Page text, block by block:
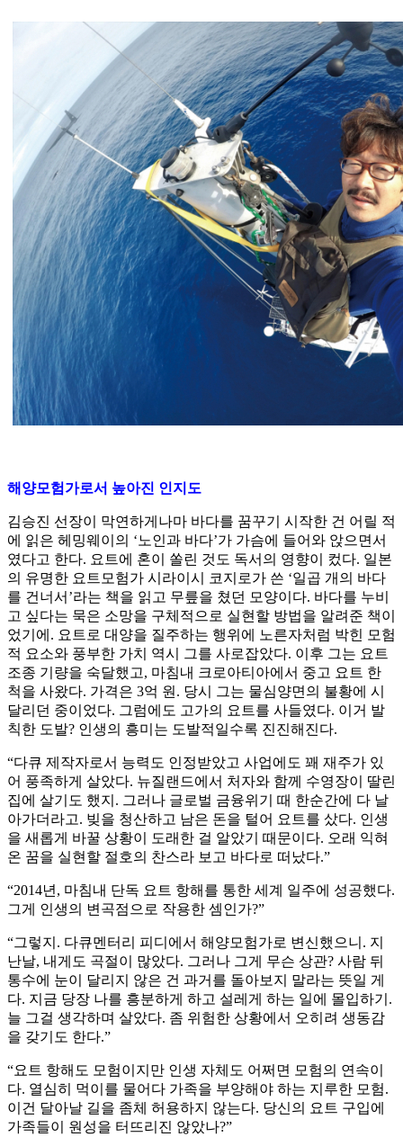
해양모험가로서 높아진 인지도
김승진 선장이 막연하게나마 바다를 꿈꾸기 시작한 건 어릴 적
에 읽은 헤밍웨이의 ‘노인과 바다’가 가슴에 들어와 앉으면서
였다고 한다. 요트에 혼이 쏠린 것도 독서의 영향이 컸다. 일본
의 유명한 요트모험가 시라이시 코지로가 쓴 ‘일곱 개의 바다
를 건너서’라는 책을 읽고 무릎을 쳤던 모양이다. 바다를 누비
고 싶다는 묵은 소망을 구체적으로 실현할 방법을 알려준 책이
었기에. 요트로 대양을 질주하는 행위에 노른자처럼 박힌 모험
적 요소와 풍부한 가치 역시 그를 사로잡았다. 이후 그는 요트
조종 기량을 숙달했고, 마침내 크로아티아에서 중고 요트 한
척을 사왔다. 가격은 3억 원. 당시 그는 물심양면의 불황에 시
달리던 중이었다. 그럼에도 고가의 요트를 사들였다. 이거 발
칙한 도발? 인생의 흥미는 도발적일수록 진진해진다.
“다큐 제작자로서 능력도 인정받았고 사업에도 꽤 재주가 있
어 풍족하게 살았다. 뉴질랜드에서 처자와 함께 수영장이 딸린
집에 살기도 했지. 그러나 글로벌 금융위기 때 한순간에 다 날
아가더라고. 빚을 청산하고 남은 돈을 털어 요트를 샀다. 인생
을 새롭게 바꿀 상황이 도래한 걸 알았기 때문이다. 오래 익혀
온 꿈을 실현할 절호의 찬스라 보고 바다로 떠났다.”
“2014년, 마침내 단독 요트 항해를 통한 세계 일주에 성공했다.
그게 인생의 변곡점으로 작용한 셈인가?”
“그렇지. 다큐멘터리 피디에서 해양모험가로 변신했으니. 지
난날, 내게도 곡절이 많았다. 그러나 그게 무슨 상관? 사람 뒤
통수에 눈이 달리지 않은 건 과거를 돌아보지 말라는 뜻일 게
다. 지금 당장 나를 흥분하게 하고 설레게 하는 일에 몰입하기.
늘 그걸 생각하며 살았다. 좀 위험한 상황에서 오히려 생동감
을 갖기도 한다.”
“요트 항해도 모험이지만 인생 자체도 어쩌면 모험의 연속이
다. 열심히 먹이를 물어다 가족을 부양해야 하는 지루한 모험.
이건 달아날 길을 좀체 허용하지 않는다. 당신의 요트 구입에
가족들이 원성을 터뜨리진 않았나?”